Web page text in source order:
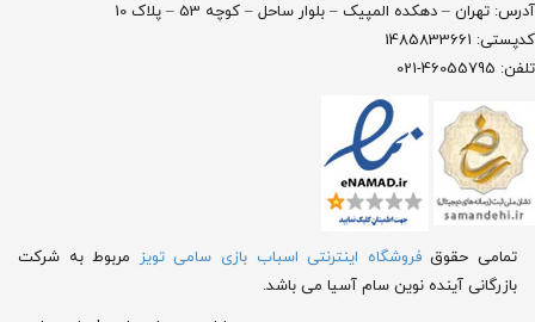
آدرس: تهران – دهکده المپیک – بلوار ساحل – کوچه 53 – پلاک 10
کدپستی: 1485833661
تلفن: 46055795-021
تمامی حقوقفروشگاه اینترنتی اسباب بازی سامی تویز
مربوط به شرکت
بازرگانی آینده نوین سام آسیا می باشد.